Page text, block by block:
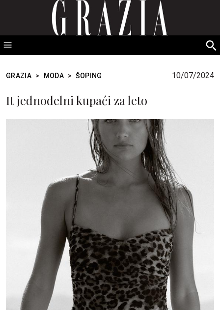
GRAZIA Srbija
GRAZIA > MODA > ŠOPING 10/07/2024
It jednodelni kupaći za leto